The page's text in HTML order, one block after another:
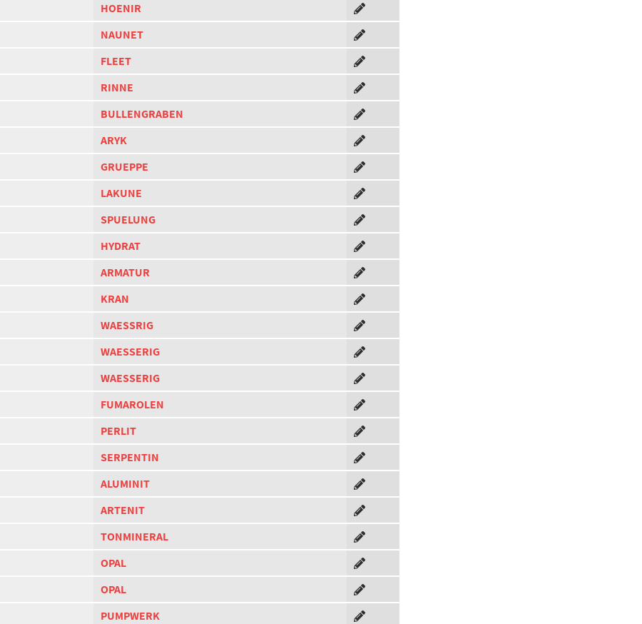
HOENIR
NAUNET
FLEET
RINNE
BULLENGRABEN
ARYK
GRUEPPE
LAKUNE
SPUELUNG
HYDRAT
ARMATUR
KRAN
WAESSRIG
WAESSERIG
WAESSERIG
FUMAROLEN
PERLIT
SERPENTIN
ALUMINIT
ARTENIT
TONMINERAL
OPAL
OPAL
PUMPWERK